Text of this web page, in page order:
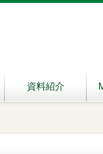
資料紹介